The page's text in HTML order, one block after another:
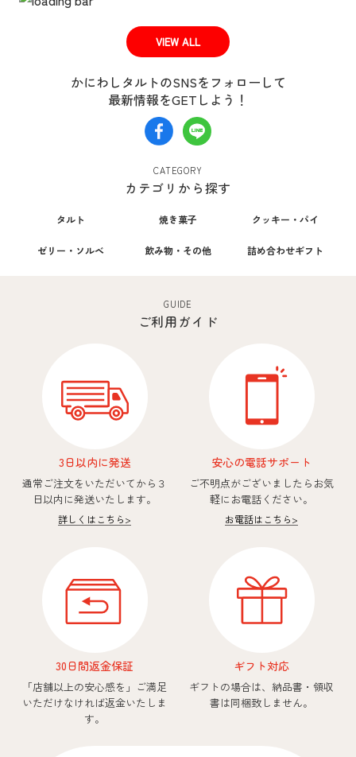
VIEW ALL
かにわしタルトのSNSをフォローして
最新情報をGETしよう！
CATEGORY
カテゴリから探す
タルト 焼き菓子 クッキー・パイ
ゼリー・ソルベ 飲み物・その他 詰め合わせギフト
GUIDE
ご利用ガイド
3日以内に発送
通常ご注文をいただいてから ３
日以内に発送いたします。
詳しくはこちら>
安心の電話サポート
ご不明点がございましたら お気
軽にお電話ください。
お電話はこちら>
30日間返金保証
「店舗以上の安心感を」 ご満足
いただけなければ返金いたしま
す。
ギフト対応
ギフトの場合は、納品書・領収
書は同梱致しません。